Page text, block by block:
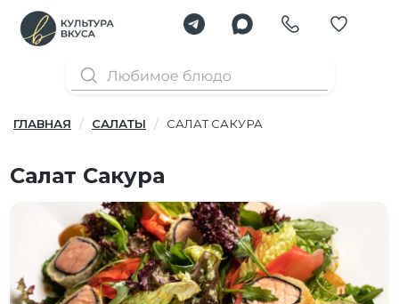
ГЛАВНАЯ САЛАТЫ САЛАТ САКУРА
Салат Сакура